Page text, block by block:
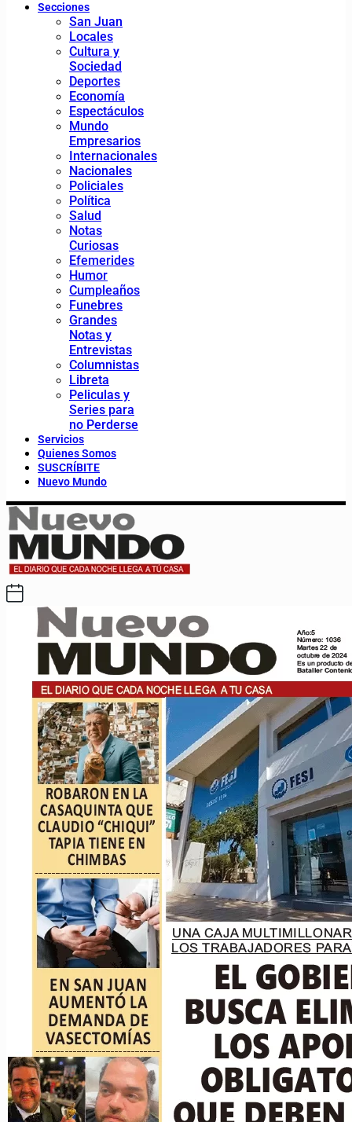
Secciones
San Juan
Locales
Cultura y
Sociedad
Deportes
Economía
Espectáculos
Mundo
Empresarios
Internacionales
Nacionales
Policiales
Política
Salud
Notas
Curiosas
Efemerides
Humor
Cumpleaños
Funebres
Grandes
Notas y
Entrevistas
Columnistas
Libreta
Peliculas y
Series para
no Perderse
Servicios
Quienes Somos
SUSCRÍBITE
Nuevo Mundo